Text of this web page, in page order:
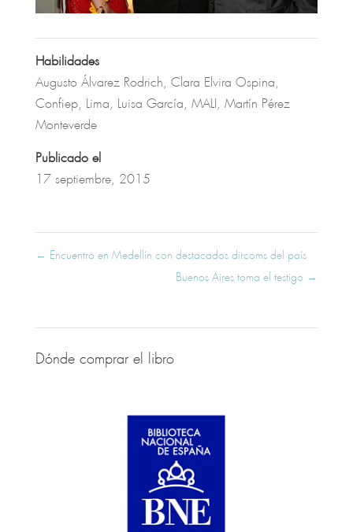
Habilidades
Augusto Álvarez Rodrich, Clara Elvira Ospina,
Confiep, Lima, Luisa García, MALI, Martín Pérez
Monteverde
Publicado el
17 septiembre, 2015
← Encuentro en Medellín con destacados dircoms del país
Buenos Aires toma el testigo →
Dónde comprar el libro